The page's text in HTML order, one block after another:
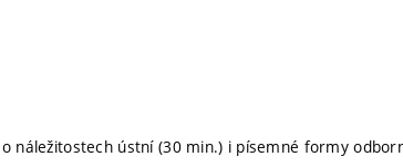
náležitostech ústní (30 min.) i písemné formy